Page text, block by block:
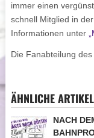
immer einen
schnell Mitglied in
Informationen unter
Die Fanabteilung
ÄHNLICHE ARTIKEL
NACH